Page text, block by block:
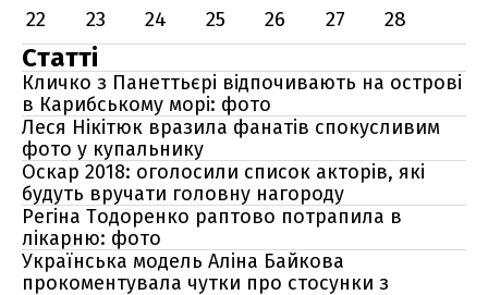
22
23 24 25 26 27 28
Статті
Кличко з Панеттьєрі відпочивають на острові
в Карибському морі: фото
Леся Нікітюк вразила фанатів спокусливим
фото у купальнику
Оскар 2018: оголосили список акторів, які
будуть вручати головну нагороду
Регіна Тодоренко раптово потрапила в
лікарню: фото
Українська модель Аліна Байкова
прокоментувала чутки про стосунки з